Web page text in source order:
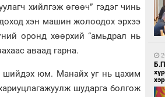
хийлгэж өгөөч” гэдэг чинь
хэн машин жолоодох эрхээ
оронд хөөрхий “амьдрал нь
аваад гарна.
шийдэх юм. Манайх уг нь цахим
шударга болгож